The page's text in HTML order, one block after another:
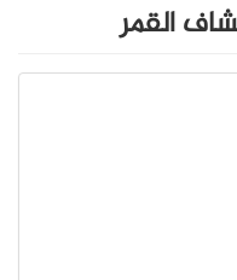
القمر